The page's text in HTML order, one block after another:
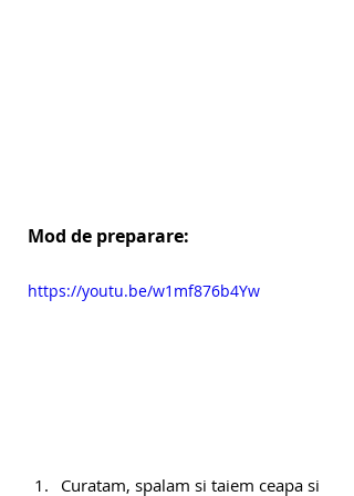
Mod de preparare:
https://youtu.be/w1mf876b4Yw
Curatam, spalam si taiem ceapa si